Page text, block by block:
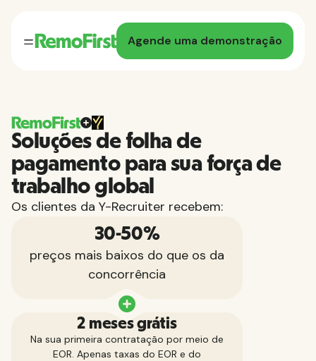
Agende uma demonstração
Soluções de folha de
pagamento para sua força de
trabalho global
Os clientes da Y-Recruiter recebem:
30-50%
preços mais baixos do que os da
concorrência
2 meses grátis
Na sua primeira contratação por meio de
EOR. Apenas taxas do EOR e do